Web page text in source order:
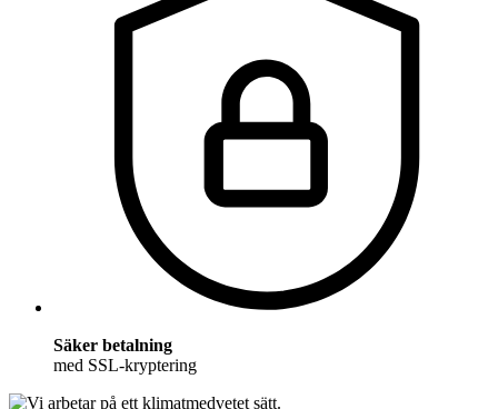
Säker betalning
med SSL-kryptering